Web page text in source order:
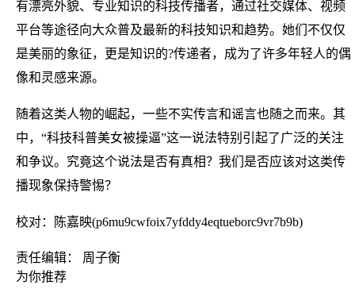
有漂亮外貌、专业知识的科技传播者，通过社交媒体、视频
平台等途径向大众普及最新的科技知识和趋势。她们不仅仅
是美丽的象征，更是知识的?传递者，成为了许多年轻人的偶
像和灵感来源。
随着这类人物的崛起，一些不实传言和谣言也随之而来。其
中，“科技科普美女被操逼”这一说法特别引起了广泛的关注
和争议。究竟这个说法是否有真相？我们是否应该对这类传
播现象保持警惕？
校对：陈嘉映(p6mu9cwfoix7yfddy4eqtueborc9vr7b9b)
责任编辑： 周子衡
为你推荐